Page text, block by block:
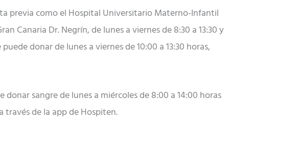
previa como el Hospital Universitario Materno-Infantil
Canaria Dr. Negrín, de lunes a viernes de 8:30 a 13:30 y
donar de lunes a viernes de 10:00 a 13:30 horas,
sangre de lunes a miércoles de 8:00 a 14:00 horas
través de la app de Hospiten.